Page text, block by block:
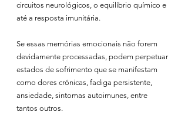
circuitos neurológicos, o equilíbrio químico e
até a resposta imunitária.
Se essas memórias emocionais não forem
devidamente processadas, podem perpetuar
estados de sofrimento que se manifestam
como dores crónicas, fadiga persistente,
ansiedade, sintomas autoimunes, entre
tantos outros.